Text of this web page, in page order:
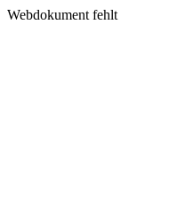
Webdokument fehlt